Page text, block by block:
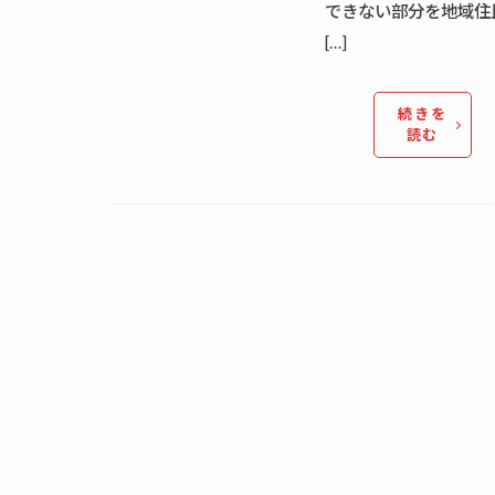
できない部分を地域住
[…]
続きを
読む